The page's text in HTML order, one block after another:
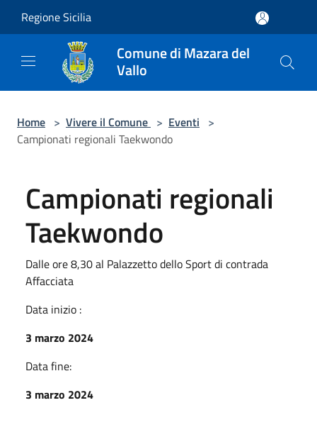
Regione Sicilia
Comune di Mazara del
Vallo
Home > Vivere il Comune > Eventi >
Campionati regionali Taekwondo
Campionati regionali
Taekwondo
Dalle ore 8,30 al Palazzetto dello Sport di contrada
Affacciata
Data inizio :
3 marzo 2024
Data fine:
3 marzo 2024